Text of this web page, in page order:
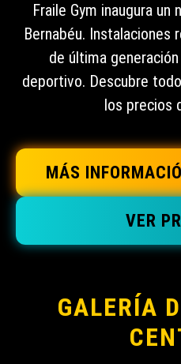
Fraile Gym inaugura
Bernabéu. Instalaciones
de última
deportivo. Descubre
los precios
MÁS
VER
GALERÍA